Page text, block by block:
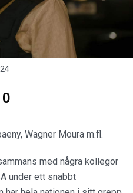
Wagner Moura m.fl.
med några kollegor
under ett snabbt